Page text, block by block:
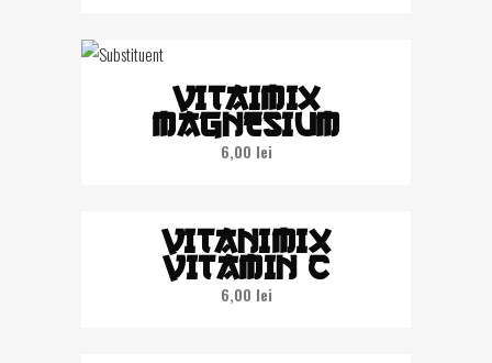
VITAIMIX
MAGNESIUM
6,00 lei
VITANIMIX
VITAMIN C
6,00 lei